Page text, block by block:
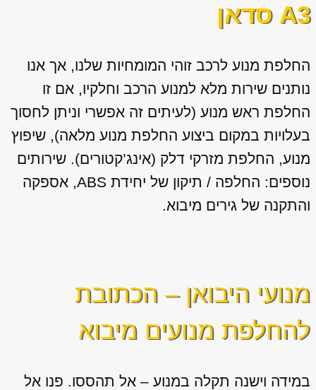
A3 סדאן
החלפת מנוע לרכב זוהי המומחיות שלנו, אך אנו
נותנים שירות מלא למנוע הרכב וחלקיו, אם זו
החלפת ראש מנוע (לעיתים זה אפשרי וניתן לחסוך
בעלויות במקום ביצוע החלפת מנוע מלאה), שיפוץ
מנוע, החלפת מזרקי דלק (אינג’קטורים). שירותים
נוספים: החלפה / תיקון של יחידת ABS, אספקה
והתקנה של גירים מיבוא.
מנועי היבואן – הכתובת
להחלפת מנועים מיבוא
במידה וישנה תקלה במנוע – אל תהססו. פנו אל